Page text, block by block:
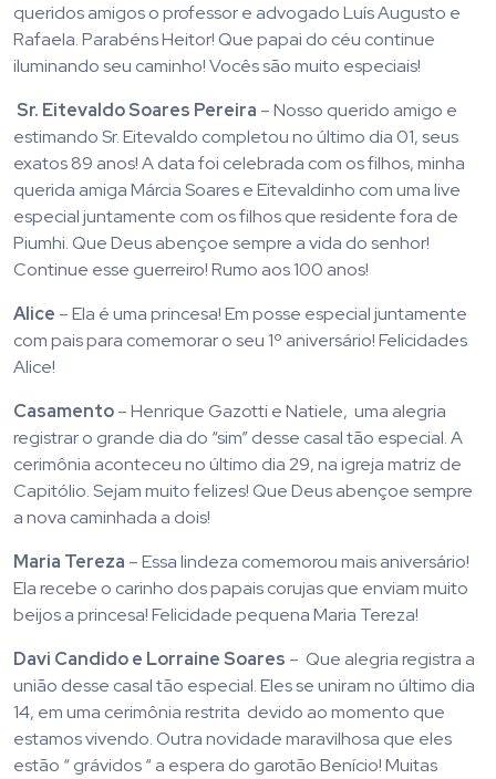
queridos amigos o professor e advogado Luís Augusto e
Rafaela. Parabéns Heitor! Que papai do céu continue
iluminando seu caminho! Vocês são muito especiais!
Sr. Eitevaldo Soares Pereira – Nosso querido amigo e
estimando Sr. Eitevaldo completou no último dia 01, seus
exatos 89 anos! A data foi celebrada com os filhos, minha
querida amiga Márcia Soares e Eitevaldinho com uma live
especial juntamente com os filhos que residente fora de
Piumhi. Que Deus abençoe sempre a vida do senhor!
Continue esse guerreiro! Rumo aos 100 anos!
Alice – Ela é uma princesa! Em posse especial juntamente
com pais para comemorar o seu 1º aniversário! Felicidades
Alice!
Casamento– Henrique Gazotti e Natiele, uma alegria
registrar o grande dia do “sim” desse casal tão especial. A
cerimônia aconteceu no último dia 29, na igreja matriz de
Capitólio. Sejam muito felizes! Que Deus abençoe sempre
a nova caminhada a dois!
Maria Tereza – Essa lindeza comemorou mais aniversário!
Ela recebe o carinho dos papais corujas que enviam muito
beijos a princesa! Felicidade pequena Maria Tereza!
Davi Candido e Lorraine Soares – Que alegria registra a
união desse casal tão especial. Eles se uniram no último dia
14, em uma cerimônia restrita devido ao momento que
estamos vivendo. Outra novidade maravilhosa que eles
estão “ grávidos “ a espera do garotão Benício! Muitas